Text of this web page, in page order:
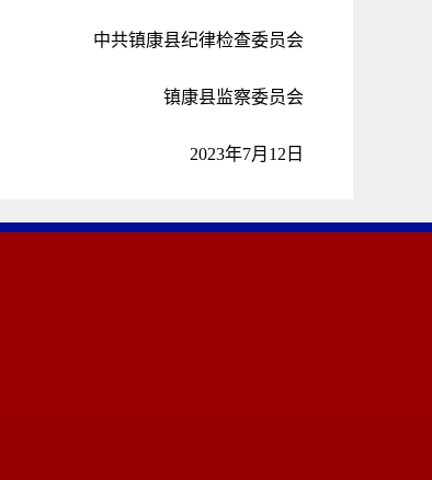
中共镇康县纪律检查委员会
镇康县监察委员会
2023年7月12日